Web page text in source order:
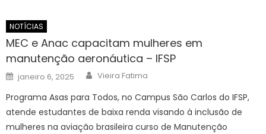
NOTÍCIAS
MEC e Anac capacitam mulheres em
manutenção aeronáutica – IFSP
Posted
on
janeiro 6, 2025 Author
Vieira Fatima
Programa Asas para Todos, no Campus São Carlos do IFSP,
atende estudantes de baixa renda visando à inclusão de
mulheres na aviação brasileira curso de Manutenção